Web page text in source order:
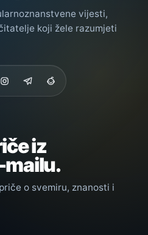
vijesti,
koji žele razumjeti
iz
mailu.
o svemiru, znanosti i